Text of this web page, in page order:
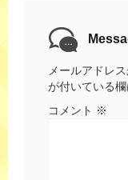
メールアドレ
が付いている
コメント ※